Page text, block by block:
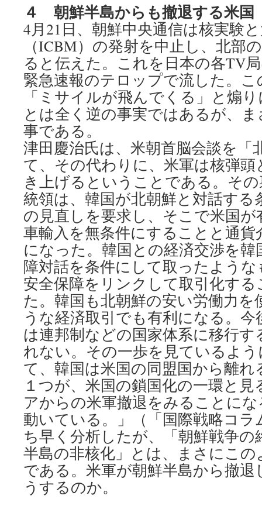
４ 朝鮮半島からも撤退する米国
4月21日、朝鮮中央通信は核実験
（ICBM）の発射を中止し、北部
ると伝えた。これを日本の各TV
緊急速報のテロップで流した。
「ミサイルが飛んでくる」と煽
とは全く逆の事実ではあるが、
事である。
津田慶治氏は、米朝首脳会談を「
て、その代わりに、米軍は核弾
き上げるということである。そ
統領は、韓国が北朝鮮と対話する
の見直しを要求し、そこで米国
車輸入を無条件にすることと通
になった。韓国との経済交渉を
障対話を条件にして取ったよう
安全保障をリンクして取引化す
た。韓国も北朝鮮の安い労働力
うな経済取引でも有利になる。
は連邦制などの国家体系に移行
れない。その一歩を見ているよ
て、韓国は米国の同盟国から離
１つが、米国の鎖国化の一環と
アからの米軍撤退をみることに
動いている。」（「国際戦略コラ
ち早く分析したが、「朝鮮戦争の
半島の非核化」とは、まさにこ
である。米軍が朝鮮半島から撤
うするのか。